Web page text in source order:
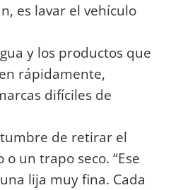
es lavar el vehículo
y los productos que
rápidamente,
difíciles de
de retirar el
un trapo seco. “Ese
lija muy fina. Cada